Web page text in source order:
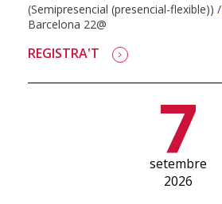
(Semipresencial (presencial-flexible)) /
Barcelona 22@
REGISTRA'T
7
setembre
2026